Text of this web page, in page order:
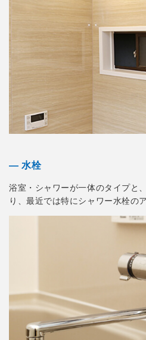
― 水栓
浴室・シャワーが一体のタイプと
り、最近では特にシャワー水栓の